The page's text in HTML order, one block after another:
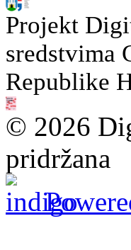
Projekt
sredstvima
Republike
© 2026
pridržana